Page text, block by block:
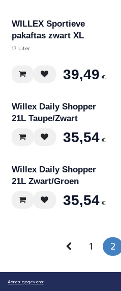
WILLEX Sportieve
pakaftas zwart XL
17 Liter
39,49 €
Willex Daily Shopper
21L Taupe/Zwart
35,54 €
Willex Daily Shopper
21L Zwart/Groen
35,54 €
1 2
Adres gegevens: